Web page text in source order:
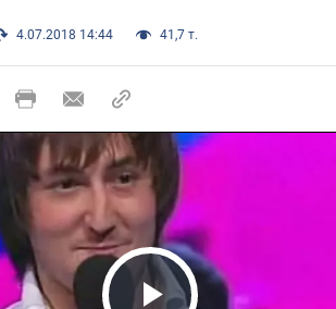
4.07.2018 14:44 41,7 т.